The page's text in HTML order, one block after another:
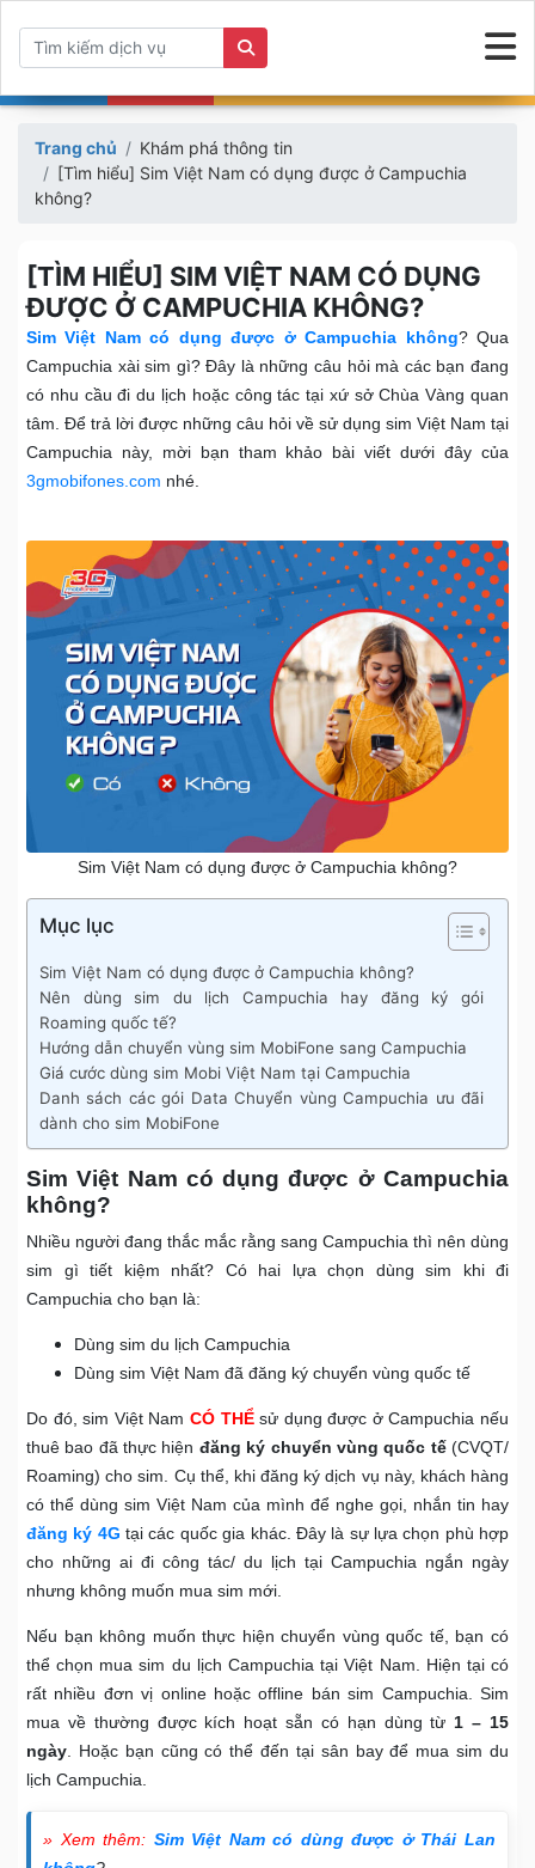
Trang chủ
Khám phá thông tin
[Tìm hiểu] Sim Việt Nam có dụng được ở Campuchia
không?
[TÌM HIỂU] SIM VIỆT NAM CÓ DỤNG
ĐƯỢC Ở CAMPUCHIA KHÔNG?
Sim Việt Nam có dụng được ở Campuchia không? Qua
Campuchia xài sim gì? Đây là những câu hỏi mà các bạn đang
có nhu cầu đi du lịch hoặc công tác tại xứ sở Chùa Vàng quan
tâm. Để trả lời được những câu hỏi về sử dụng sim Việt Nam tại
Campuchia này, mời bạn tham khảo bài viết dưới đây của
3gmobifones.com nhé.
Sim Việt Nam có dụng được ở Campuchia không?
Mục lục
Sim Việt Nam có dụng được ở Campuchia không?
Nên dùng sim du lịch Campuchia hay đăng ký gói
Roaming quốc tế?
Hướng dẫn chuyển vùng sim MobiFone sang Campuchia
Giá cước dùng sim Mobi Việt Nam tại Campuchia
Danh sách các gói Data Chuyển vùng Campuchia ưu đãi
dành cho sim MobiFone
Sim Việt Nam có dụng được ở Campuchia
không?
Nhiều người đang thắc mắc rằng sang Campuchia thì nên dùng
sim gì tiết kiệm nhất? Có hai lựa chọn dùng sim khi đi
Campuchia cho bạn là:
Dùng sim du lịch Campuchia
Dùng sim Việt Nam đã đăng ký chuyển vùng quốc tế
Do đó, sim Việt Nam CÓ THỂsử dụng được ở Campuchia nếu
thuê bao đã thực hiện đăng ký chuyển vùng quốc tế(CVQT/
Roaming) cho sim. Cụ thể, khi đăng ký dịch vụ này, khách hàng
có thể dùng sim Việt Nam của mình để nghe gọi, nhắn tin hay
đăng ký 4G tại các quốc gia khác. Đây là sự lựa chọn phù hợp
cho những ai đi công tác/ du lịch tại Campuchia ngắn ngày
nhưng không muốn mua sim mới.
Nếu bạn không muốn thực hiện chuyển vùng quốc tế, bạn có
thể chọn mua sim du lịch Campuchia tại Việt Nam. Hiện tại có
rất nhiều đơn vị online hoặc offline bán sim Campuchia. Sim
mua về thường được kích hoạt sẵn có hạn dùng từ 1 – 15
ngày . Hoặc bạn cũng có thể đến tại sân bay để mua sim du
lịch Campuchia.
» Xem thêm: Sim Việt Nam có dùng được ở Thái Lan